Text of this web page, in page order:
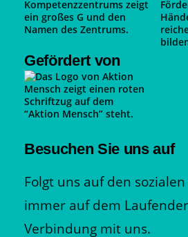
Gefördert von
Besuchen Sie uns auf
Folgt uns auf den
immer auf dem
Verbindung mit uns.